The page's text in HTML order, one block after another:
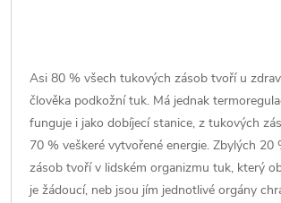
Asi 80 % všech tukových zásob tvoří u
člověka podkožní tuk. Má jednak
funguje i jako dobíjecí stanice, z tukových
70 % veškeré vytvořené energie. Zbylých 20
zásob tvoří v lidském organizmu tuk, který
je žádoucí, neb jsou jím jednotlivé orgány